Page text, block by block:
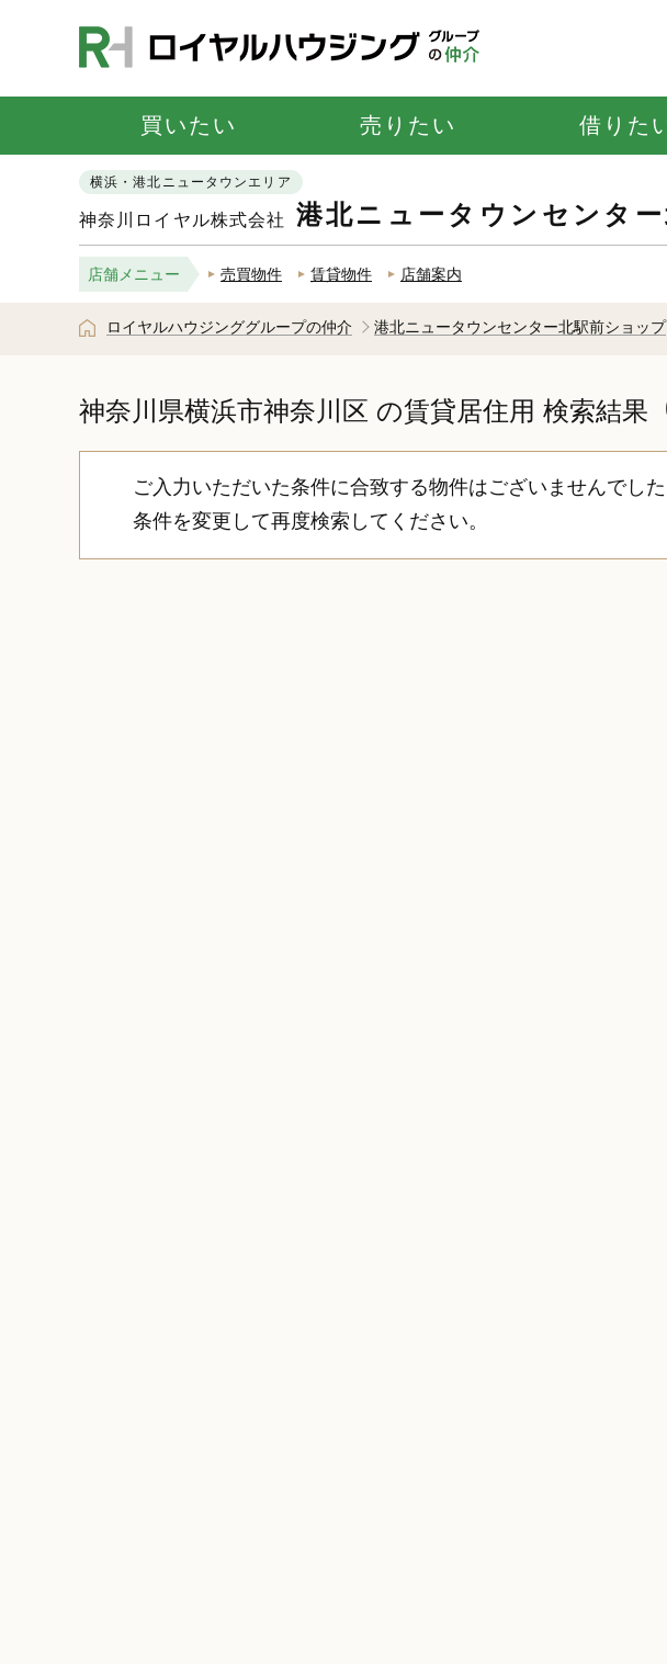
買いたい 売りたい 借りた
横浜・港北ニュータウンエリア
神奈川ロイヤル株式会社 港北ニュータウンセンタ
店舗メニュー 売買物件 賃貸物件 店舗案内
ロイヤルハウジンググループの仲介 港北ニュータウンセンター北駅前ショップ
神奈川県横浜市神奈川区 の賃貸居住用 検索結果
ご入力いただいた条件に合致する物件はございませんでした
条件を変更して再度検索してください。